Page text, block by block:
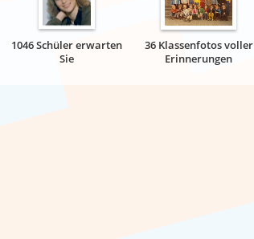
1046 Schüler erwarten
Sie
36 Klassenfotos voller
Erinnerungen